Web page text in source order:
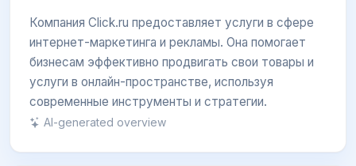
Компания Click.ru предоставляет услуги в сфере
интернет-маркетинга и рекламы. Она помогает
бизнесам эффективно продвигать свои товары и
услуги в онлайн-пространстве, используя
современные инструменты и стратегии.
AI-generated overview